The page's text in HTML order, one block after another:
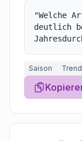
"Welche
deutlich
Saison Trend